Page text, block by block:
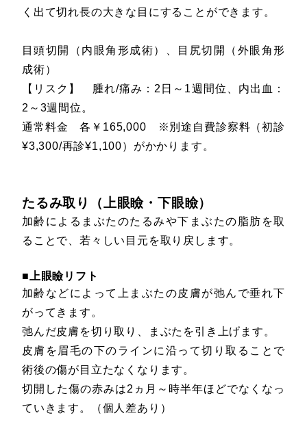
く出て切れ長の大きな目にすることができます。
目頭切開（内眼角形成術）、目尻切開（外眼角形
成術）
【リスク】 腫れ/痛み：2日～1週間位、内出血：
2～3週間位。
通常料金 各￥165,000 ※別途自費診察料（初診
¥3,300/再診¥1,100）がかかります。
たるみ取り（上眼瞼・下眼瞼）
加齢によるまぶたのたるみや下まぶたの脂肪を取
ることで、若々しい目元を取り戻します。
■上眼瞼リフト
加齢などによって上まぶたの皮膚が弛んで垂れ下
がってきます。
弛んだ皮膚を切り取り、まぶたを引き上げます。
皮膚を眉毛の下のラインに沿って切り取ることで
術後の傷が目立たなくなります。
切開した傷の赤みは2ヵ月～時半年ほどでなくなっ
ていきます。（個人差あり）